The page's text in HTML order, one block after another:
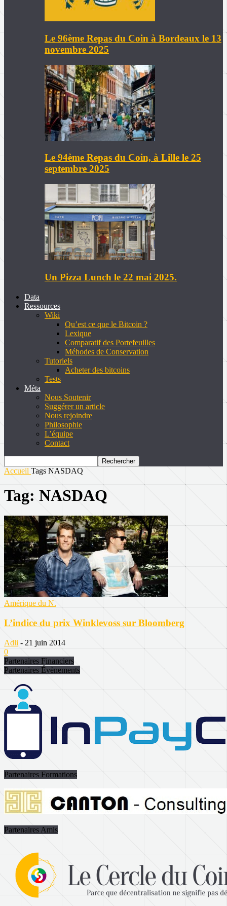
Le 96ème Repas du Coin à Bordeaux le 13
novembre 2025
Le 94ème Repas du Coin, à Lille le 25
septembre 2025
Un Pizza Lunch le 22 mai 2025.
Data
Ressources
Wiki
Qu’est ce que le Bitcoin ?
Lexique
Comparatif des Portefeuilles
Méhodes de Conservation
Tutoriels
Acheter des bitcoins
Tests
Méta
Nous Soutenir
Suggérer un article
Nous rejoindre
Philosophie
L’équipe
Contact
Accueil Tags NASDAQ
Tag: NASDAQ
Amérique du N.
L’indice du prix Winklevoss sur Bloomberg
Adli - 21 juin 2014
0
Partenaires Financiers
Partenaires Évènements
Partenaires Formations
Partenaires Amis